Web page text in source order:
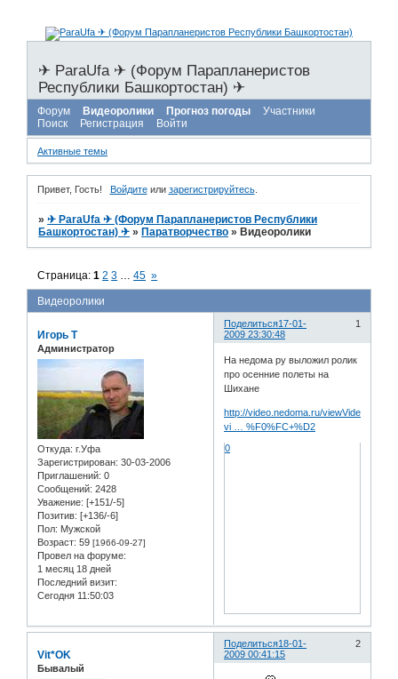
✈ ParaUfa ✈ (Форум Парапланеристов
Республики Башкортостан) ✈
Форум Видеоролики Прогноз погоды
Участники
Поиск
Регистрация Войти
Активные темы
Привет, Гость! Войдитеили зарегистрируйтесь.
»✈ ParaUfa ✈ (Форум Парапланеристов Республики
Башкортостан) ✈ » Паратворчество » Видеоролики
Видеоролики
Страница:1 2 3 45 »
Поделиться 1
17-01-
2009 23:30:48
Игорь Т
Администратор
Откуда: г.Уфа
Зарегистрирован: 30-03-2006
Приглашений: 0
Сообщений: 2428
Уважение: [+151/-5]
Позитив: [+136/-6]
Пол: Мужской
Возраст: 59 [1966-09-27]
Провел на форуме:
1 месяц 18 дней
Последний визит:
Сегодня 11:50:03
На недома ру выложил ролик
про осенние полеты на
Шихане
http://video.nedoma.ru/viewVideo.php?
vi … %F0%FC+%D2
0
Поделиться 2
18-01-
2009 00:41:15
Vit*OK
Бывалый